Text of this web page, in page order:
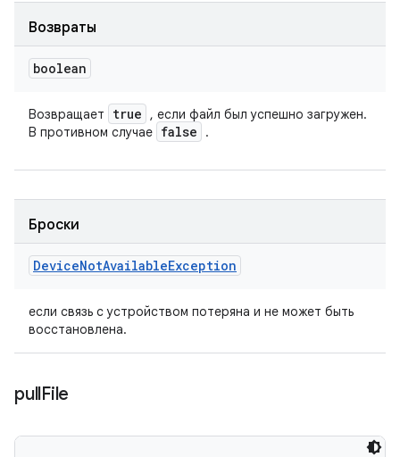
Возвраты
boolean
Возвращает true
, если файл был успешно загружен.
В противном случае false .
Броски
DeviceNotAvailableException
если связь с устройством потеряна и не может быть
восстановлена.
pullFile